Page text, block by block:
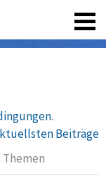
.
Beiträge